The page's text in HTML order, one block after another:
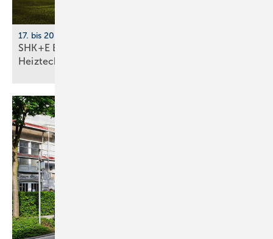
17. bis 20. März 2026, Messe Essen
SHK+E Essen 2026: Sanitär-, Wasser-, Luft- und
Heiztechnik